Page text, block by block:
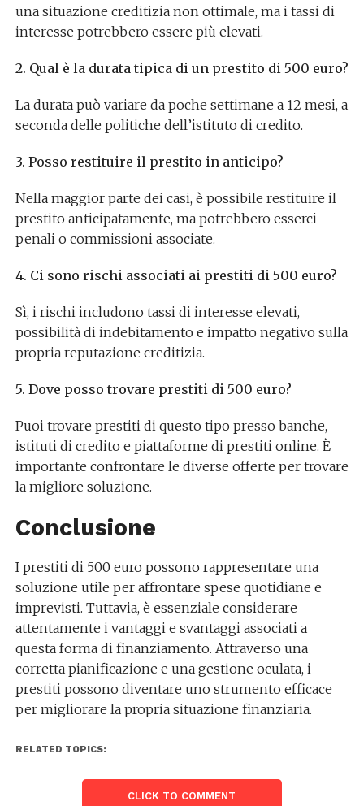
una situazione creditizia non ottimale, ma i tassi di
interesse potrebbero essere più elevati.
2. Qual è la durata tipica di un prestito di 500 euro?
La durata può variare da poche settimane a 12 mesi, a
seconda delle politiche dell’istituto di credito.
3. Posso restituire il prestito in anticipo?
Nella maggior parte dei casi, è possibile restituire il
prestito anticipatamente, ma potrebbero esserci
penali o commissioni associate.
4. Ci sono rischi associati ai prestiti di 500 euro?
Sì, i rischi includono tassi di interesse elevati,
possibilità di indebitamento e impatto negativo sulla
propria reputazione creditizia.
5. Dove posso trovare prestiti di 500 euro?
Puoi trovare prestiti di questo tipo presso banche,
istituti di credito e piattaforme di prestiti online. È
importante confrontare le diverse offerte per trovare
la migliore soluzione.
Conclusione
I prestiti di 500 euro possono rappresentare una
soluzione utile per affrontare spese quotidiane e
imprevisti. Tuttavia, è essenziale considerare
attentamente i vantaggi e svantaggi associati a
questa forma di finanziamento. Attraverso una
corretta pianificazione e una gestione oculata, i
prestiti possono diventare uno strumento efficace
per migliorare la propria situazione finanziaria.
RELATED TOPICS:
CLICK TO COMMENT